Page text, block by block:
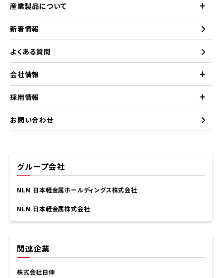
産業製品について
新着情報
よくある質問
会社情報
採用情報
お問い合わせ
グループ会社
NLM 日本軽金属ホールディングス株式会社
NLM 日本軽金属株式会社
関連企業
株式会社日伸